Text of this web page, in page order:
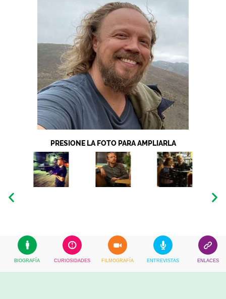
PRESIONE LA FOTO PARA AMPLIARLA
BIOGRAFÍA CURIOSIDADES FILMOGRAFÍA ENTREVISTAS ENLACES